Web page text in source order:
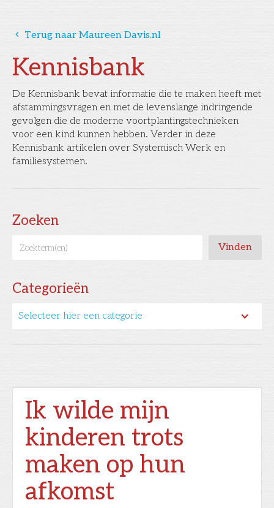
Kennisbank
De Kennisbank bevat informatie die te maken heeft met
afstammingsvragen en met de levenslange indringende
gevolgen die de moderne voortplantingstechnieken
voor een kind kunnen hebben. Verder in deze
Kennisbank artikelen over Systemisch Werk en
familiesystemen.
Zoeken
Categorieën
Selecteer hier een categorie
󰅁 Terug naar Maureen Davis.nl
Ik wilde mijn
kinderen trots
maken op hun
afkomst